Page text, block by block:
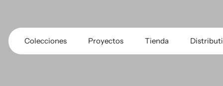
Colecciones Proyectos Tienda